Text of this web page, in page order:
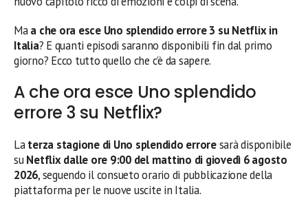
Maa che ora esce Uno splendido errore 3 su Netflix in
Italia? E quanti episodi saranno disponibili fin dal primo
giorno? Ecco tutto quello che c’è da sapere.
A che ora esce Uno splendido
errore 3 su Netflix?
Laterza stagione di Uno splendido erroresarà disponibile
suNetflix dalle ore 9:00 del mattino di giovedì 6 agosto
2026, seguendo il consueto orario di pubblicazione della
piattaforma per le nuove uscite in Italia.